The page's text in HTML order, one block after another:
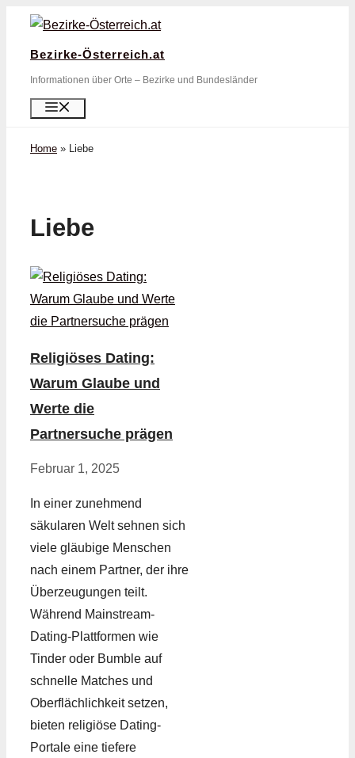
Zum
springen
Bezirke-Österreich.at
Informationen über Orte – Bezirke und Bundesländer
Home » Liebe
Liebe
Religiöses Dating:
Warum Glaube und
Werte die
Partnersuche prägen
Februar 1, 2025
In einer zunehmend
säkularen Welt sehnen sich
viele gläubige Menschen
nach einem Partner, der ihre
Überzeugungen teilt.
Während Mainstream-
Dating-Plattformen wie
Tinder oder Bumble auf
schnelle Matches und
Oberflächlichkeit setzen,
bieten religiöse Dating-
Portale eine tiefere